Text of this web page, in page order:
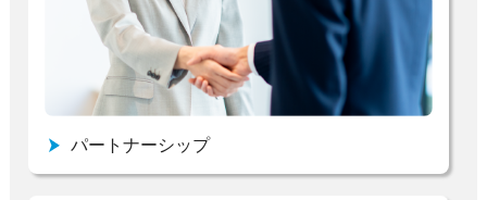
パートナーシップ